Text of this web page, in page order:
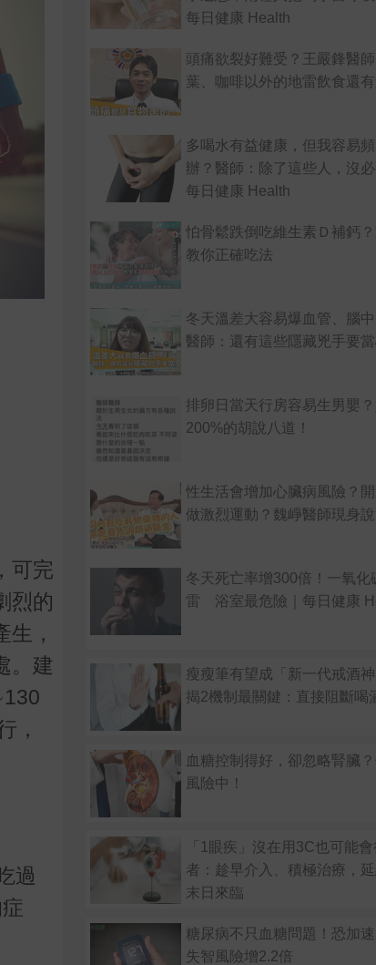
可完
烈的
，
。建
，
過
每日健康 Health
頭痛欲裂好難受？王嚴鋒醫
葉、咖啡以外的地雷飲食還
多喝水有益健康，但我容易
辦？醫師：除了這些人，沒
每日健康 Health
怕骨鬆跌倒吃維生素Ｄ補鈣
教你正確吃法
冬天溫差大容易爆血管、腦
醫師：還有這些隱藏兇手要
排卵日當天行房容易生男嬰
200%的胡說八道！
性生活會增加心臟病風險？
做激烈運動？魏崢醫師現身
冬天死亡率增300倍！一氧化
雷 浴室最危險｜每日健康
瘦瘦筆有望成「新一代戒酒
揭2機制最關鍵：直接阻斷喝
血糖控制得好，卻忽略腎臟
風險中！
「1眼疾」沒在用3C也可能
者：趁早介入、積極治療，
末日來臨
糖尿病不只血糖問題！恐加
失智風險增2.2倍